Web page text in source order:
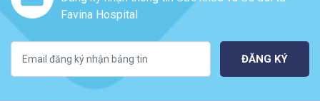
Favina Hospital
ĐĂNG KÝ